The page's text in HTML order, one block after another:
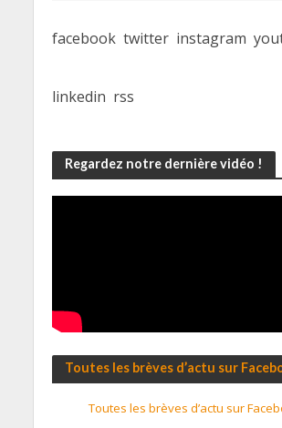
facebook twitter instagram
linkedin rss
Regardez notre dernière vidéo !
Toutes les brèves d’actu sur
Toutes les brèves d’actu sur